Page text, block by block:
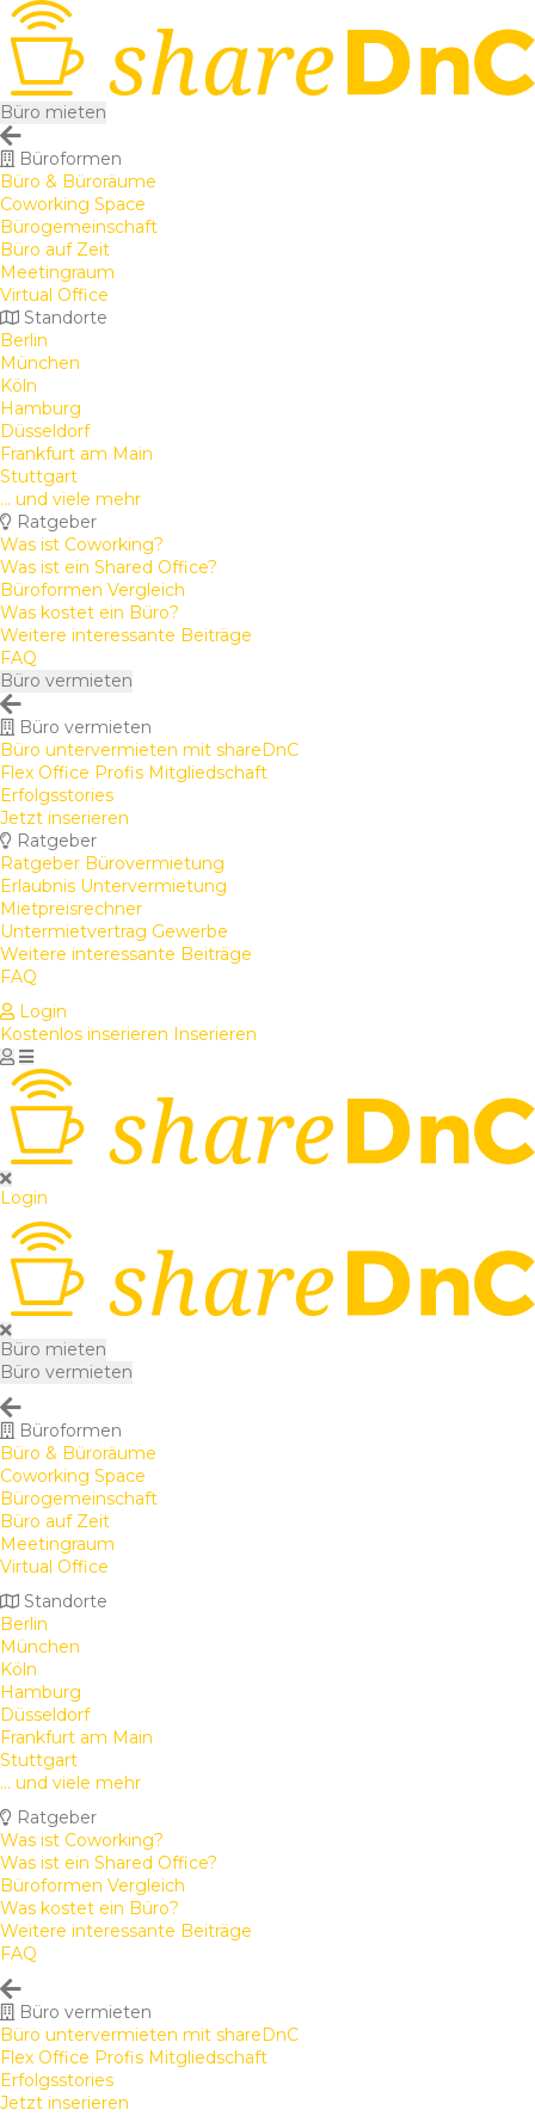
Büro mieten
Büroformen
Büro & Büroräume
Coworking Space
Bürogemeinschaft
Büro auf Zeit
Meetingraum
Virtual Office
Standorte
Berlin
München
Köln
Hamburg
Düsseldorf
Frankfurt am Main
Stuttgart
... und viele mehr
Ratgeber
Was ist Coworking?
Was ist ein Shared Office?
Büroformen Vergleich
Was kostet ein Büro?
Weitere interessante Beiträge
FAQ
Büro vermieten
Büro vermieten
Büro untervermieten mit shareDnC
Flex Office Profis Mitgliedschaft
Erfolgsstories
Jetzt inserieren
Ratgeber
Ratgeber Bürovermietung
Erlaubnis Untervermietung
Mietpreisrechner
Untermietvertrag Gewerbe
Weitere interessante Beiträge
FAQ
Login
Kostenlos inserieren Inserieren
Login
Büro mieten
Büro vermieten
Büroformen
Büro & Büroräume
Coworking Space
Bürogemeinschaft
Büro auf Zeit
Meetingraum
Virtual Office
Standorte
Berlin
München
Köln
Hamburg
Düsseldorf
Frankfurt am Main
Stuttgart
... und viele mehr
Ratgeber
Was ist Coworking?
Was ist ein Shared Office?
Büroformen Vergleich
Was kostet ein Büro?
Weitere interessante Beiträge
FAQ
Büro vermieten
Büro untervermieten mit shareDnC
Flex Office Profis Mitgliedschaft
Erfolgsstories
Jetzt inserieren